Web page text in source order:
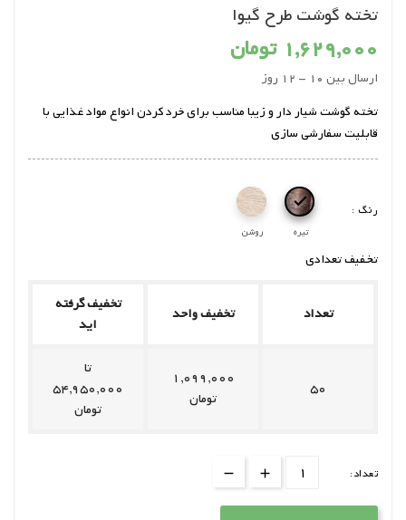
تخته گوشت طرح گیوا
1,629,000 تومان
ارسال بین 10 - 12 روز
تخته گوشت شیار دار و زیبا مناسب برای خرد کردن انواع مواد غذایی با
قابلیت سفارشی سازی
رنگ :
تیره

روشن
تخفیف تعدادی
تعداد تخفیف واحد
تخفیف گرفته
اید
50
1,099,000
تومان
تا
54,950,000
تومان
تعداد: